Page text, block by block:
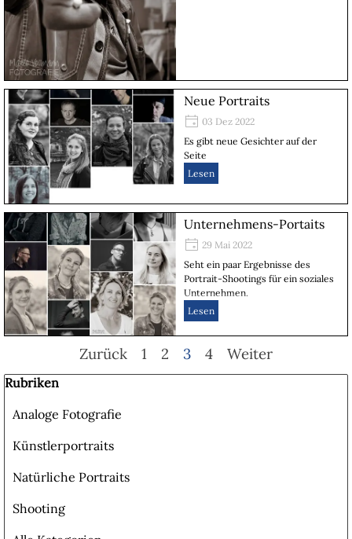
Neue Portraits
03 Dez 2022
Es gibt neue Gesichter auf der
Seite
Lesen
Unternehmens-Portaits
29 Mai 2022
Seht ein paar Ergebnisse des
Portrait-Shootings für ein soziales
Unternehmen.
Lesen
Zurück Gehen Sie zu Seite:
1 Gehen Sie zu Seite:
2 Aktuelle Seite:
3 Gehen Sie zu Seite:
4
Weiter
Block überspringen Rubriken
Rubriken
Analoge Fotografie
Künstlerportraits
Natürliche Portraits
Shooting